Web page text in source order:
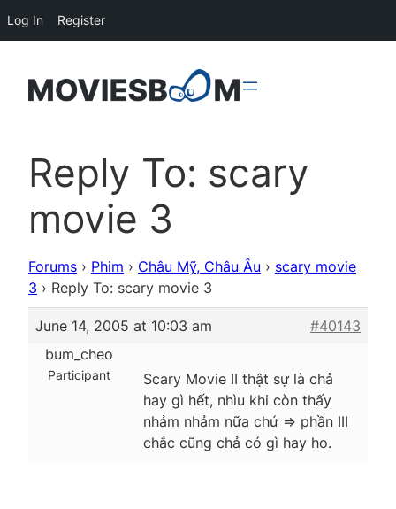
Reply To: scary
movie 3
Forums › Phim › Châu Mỹ, Châu Âu › scary movie
3 › Reply To: scary movie 3
June 14, 2005 at 10:03 am
#40143
bum_cheo
Participant
Scary Movie II thật sự là chả
hay gì hết, nhìu khi còn thấy
nhảm nhảm nữa chứ => phần III
chắc cũng chả có gì hay ho.
Log In Register